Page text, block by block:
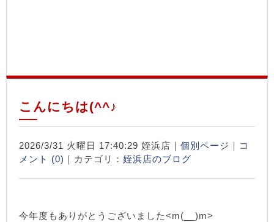
こんにちは(^^♪
2026/3/31 火曜日 17:40:29 姪浜店｜ 個別ページ ｜ コ
メント (0) ｜カテゴリ： 姪浜店のブログ
今年度もありがとうございました<m(__)m>